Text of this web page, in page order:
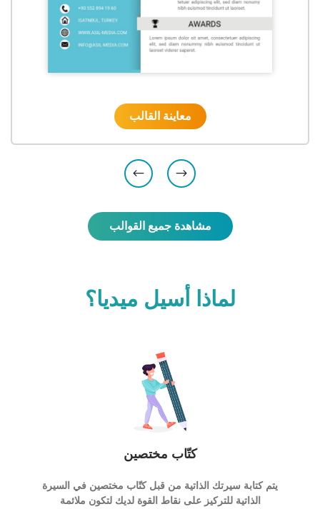
معاينة القالب
مشاهدة جميع القوالب
لماذا أسيل ميديا؟
كتّاب مختصين
يتم كتابة سيرتك الذاتية من قبل كتّاب مختصين في السيرة
الذاتية للتركيز على نقاط القوة لديك لتكون ملائمة